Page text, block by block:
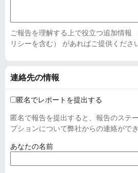
ご報告を理解する上で役立つ追加情報
リシーを含む） があればご提供くださ
連絡先の情報
匿名でレポートを提出する
匿名で報告を提出すると、報告のステ
プションについて弊社からの連絡がで
あなたの名前(
須